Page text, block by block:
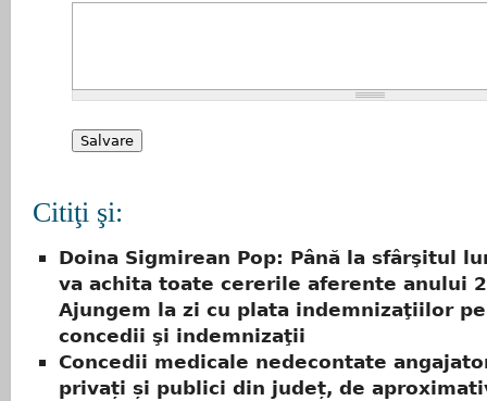
Citiţi şi:
Doina Sigmirean Pop: Până la sfârşitul
va achita toate cererile aferente anului
Ajungem la zi cu plata indemnizaţiilor
concedii şi indemnizaţii
Concedii medicale nedecontate
privați și publici din județ, de